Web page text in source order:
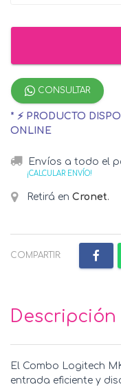
CONSULTAR
* ⚡ PRODUCTO
ONLINE
Envíos a todo el
¡CALCULAR ENVÍO!
Retirá en Cronet.
COMPARTIR:
El Combo Logitech
entrada eficiente y